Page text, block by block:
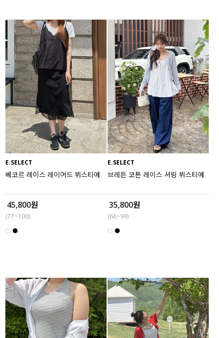
E.SELECT
베코르 레이스 레이어드 뷔스티에
45,800원
(77~100)
E.SELECT
브레든 코튼 레이스 셔링 뷔스티에
35,800원
(66~99)